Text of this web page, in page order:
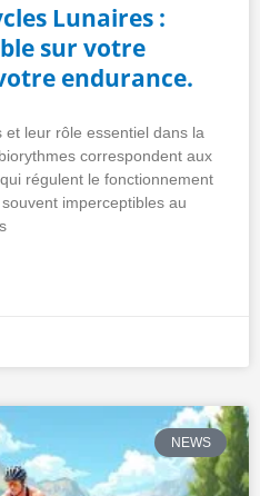
Lunaires :
sur votre
endurance.
leur rôle essentiel dans la
correspondent aux
régulent le fonctionnement
imperceptibles au
NEWS